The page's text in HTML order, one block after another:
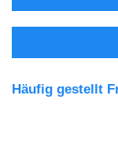
Häufig gestellt